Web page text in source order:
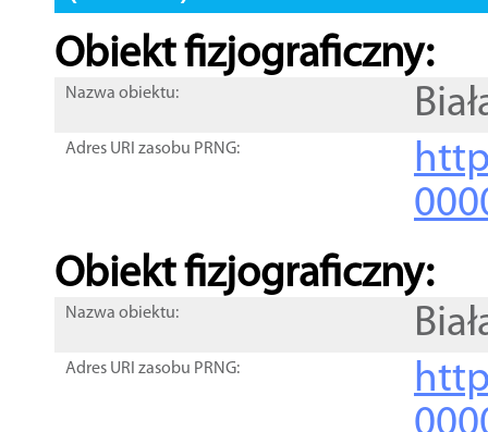
Obiekt fizjograficzny:
Nazwa obiektu:
Adres URI zasobu PRNG:
Obiekt fizjograficzny:
Nazwa obiektu:
Adres URI zasobu PRNG: